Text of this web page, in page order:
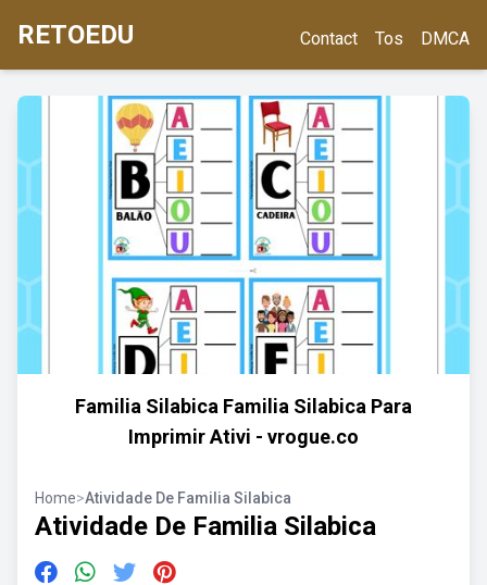
RETOEDU Contact Tos DMCA
Familia Silabica Familia Silabica Para
Imprimir Ativi - vrogue.co
Home>Atividade De Familia Silabica
Atividade De Familia Silabica